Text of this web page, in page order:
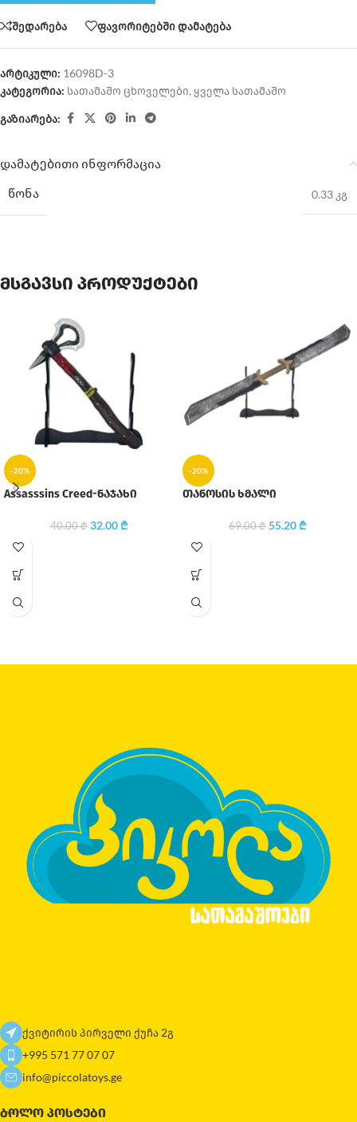
შედარება ფავორიტებში დამატება
არტიკული: 16098D-3
კატეგორია: სათამაშო ცხოველები, ყველა სათამაშო
გაზიარება:
დამატებითი ინფორმაცია
ᲬᲝᲜᲐ
0.33 კგ
მსგავსი პროდუქტები
-20%
Assasssins Creed-ნაჯახი
40.00₾ 32.00₾
-20%
თანოსის ხმალი
69.00₾ 55.20₾
ქვიტირის პირველი ქუჩა 2გ
+995 571 77 07 07
info@piccolatoys.ge
ᲑᲝᲚᲝ ᲞᲝᲡᲢᲔᲑᲘ